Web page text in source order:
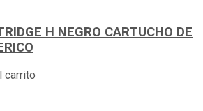
H NEGRO CARTUCHO DE
carrito